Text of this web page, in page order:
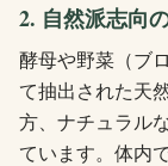
2. 自然派志向
酵母や野菜（ブ
て抽出された天
方、ナチュラル
ています。体内